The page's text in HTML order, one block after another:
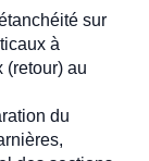
sur
à
(retour) au
du